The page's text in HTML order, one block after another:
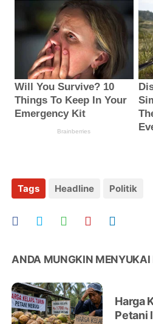
Tags Headline Politik
ANDA MUNGKIN MENYUKAI
Harga
Petani